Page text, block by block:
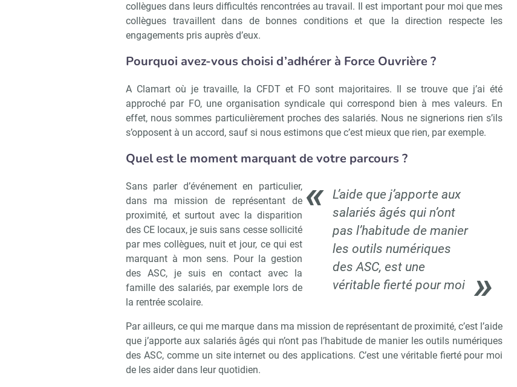
collègues dans leurs difficultés rencontrées au travail. Il est important pour moi que mes
collègues travaillent dans de bonnes conditions et que la direction respecte les
engagements pris auprès d’eux.
Pourquoi avez-vous choisi d’adhérer à Force Ouvrière ?
A Clamart où je travaille, la CFDT et FO sont majoritaires. Il se trouve que j’ai été
approché par FO, une organisation syndicale qui correspond bien à mes valeurs. En
effet, nous sommes particulièrement proches des salariés. Nous ne signerions rien s’ils
s’opposent à un accord, sauf si nous estimons que c’est mieux que rien, par exemple.
Quel est le moment marquant de votre parcours ?
L’aide que j’apporte aux
salariés âgés qui n’ont
pas l’habitude de manier
les outils numériques
des ASC, est une
véritable fierté pour moi
Sans parler d’événement en particulier,
dans ma mission de représentant de
proximité, et surtout avec la disparition
des CE locaux, je suis sans cesse sollicité
par mes collègues, nuit et jour, ce qui est
marquant à mon sens. Pour la gestion
des ASC, je suis en contact avec la
famille des salariés, par exemple lors de
la rentrée scolaire.
Par ailleurs, ce qui me marque dans ma mission de représentant de proximité, c’est l’aide
que j’apporte aux salariés âgés qui n’ont pas l’habitude de manier les outils numériques
des ASC, comme un site internet ou des applications. C’est une véritable fierté pour moi
de les aider dans leur quotidien.
Recevoir CSE Matin
Non merci, je reçois déjà ! Je déciderai plus tard